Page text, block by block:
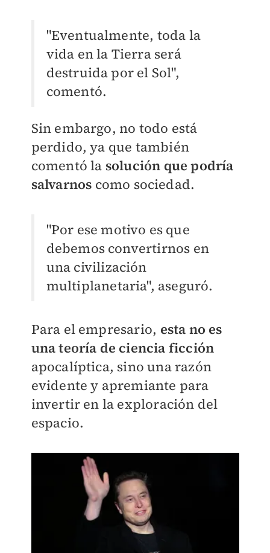
"Eventualmente, toda la
vida en la Tierra será
destruida por el Sol",
comentó.
Sin embargo, no todo está
perdido, ya que también
comentó la solución que podría
salvarnos como sociedad.
"Por ese motivo es que
debemos convertirnos en
una civilización
multiplanetaria", aseguró.
Para el empresario, esta no es
una teoría de ciencia ficción
apocalíptica, sino una razón
evidente y apremiante para
invertir en la exploración del
espacio.